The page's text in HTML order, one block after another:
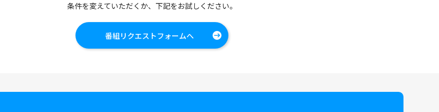
条件を変えていただくか、下記をお試しください。
番組リクエストフォームへ